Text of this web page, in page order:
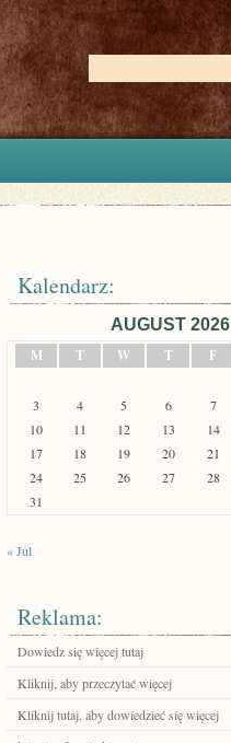
Kalendarz:
AUGUST 2026
M
T W T F
3
4 5 6 7
10
11 12 13 14
17
18 19 20 21
24
25 26 27 28
31
« Jul
Reklama:
Dowiedz się więcej tutaj
Kliknij, aby przeczytać więcej
Kliknij tutaj, aby dowiedzieć się więcej